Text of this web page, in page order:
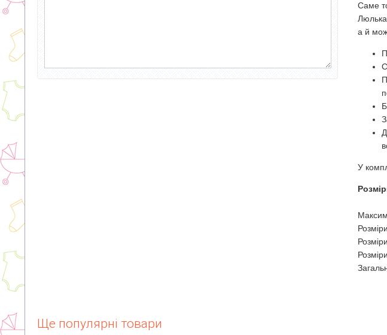
Саме
а й
У
Ще популярні товари